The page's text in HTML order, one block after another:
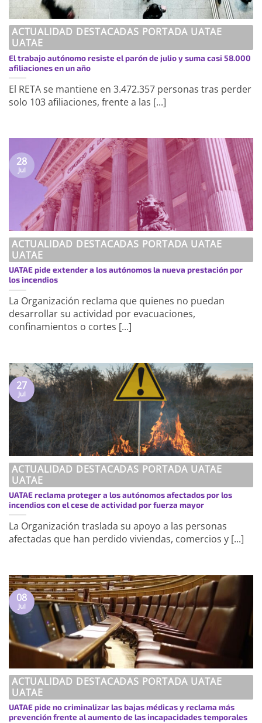
ACTUALIDAD DESTACADAS PORTADA UATAE
UATAE
El trabajo autónomo resiste el parón de julio y suma casi 58.000
afiliaciones en un año
El RETA se mantiene en 3.472.357 personas tras perder
solo 103 afiliaciones, frente a las [...]
ACTUALIDAD DESTACADAS PORTADA UATAE
UATAE
UATAE pide extender a los autónomos la nueva prestación por
los incendios
La Organización reclama que quienes no puedan
desarrollar su actividad por evacuaciones,
confinamientos o cortes [...]
28
Jul
ACTUALIDAD DESTACADAS PORTADA UATAE
UATAE
UATAE reclama proteger a los autónomos afectados por los
incendios con el cese de actividad por fuerza mayor
La Organización traslada su apoyo a las personas
afectadas que han perdido viviendas, comercios y [...]
27
Jul
ACTUALIDAD DESTACADAS PORTADA UATAE
UATAE
UATAE pide no criminalizar las bajas médicas y reclama más
prevención frente al aumento de las incapacidades temporales
08
Jul